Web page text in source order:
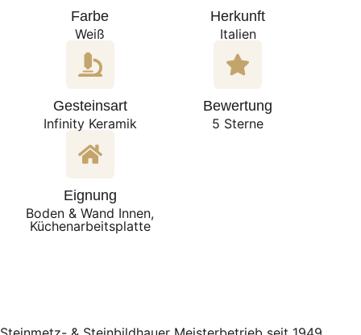
Farbe
Weiß
Herkunft
Italien
Gesteinsart
Infinity Keramik
Bewertung
5 Sterne
Eignung
Boden & Wand Innen,
Küchenarbeitsplatte